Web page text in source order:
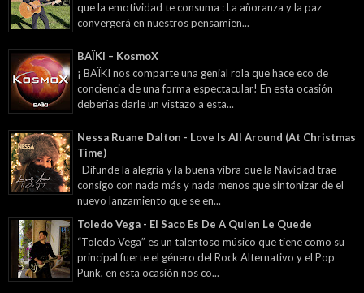
que la emotividad te consuma : La añoranza y la paz
convergerá en nuestros pensamien...
BAÏKI – KosmoX
¡ BAÏKI nos comparte una genial rola que hace eco de
conciencia de una forma espectacular! En esta ocasión
deberías darle un vistazo a esta...
Nessa Ruane Dalton - Love Is All Around (At Christmas
Time)
Difunde la alegría y la buena vibra que la Navidad trae
consigo con nada más y nada menos que sintonizar de el
nuevo lanzamiento que se en...
Toledo Vega - El Saco Es De A Quien Le Quede
“Toledo Vega” es un talentoso músico que tiene como su
principal fuerte el género del Rock Alternativo y el Pop
Punk, en esta ocasión nos co...